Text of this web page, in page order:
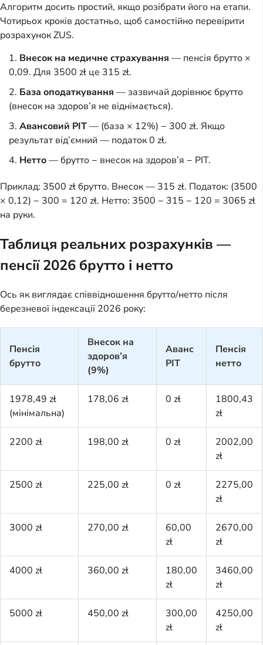
Алгоритм досить простий, якщо розібрати його на етапи.
Чотирьох кроків достатньо, щоб самостійно перевірити
розрахунок ZUS.
Внесок на медичне страхування — пенсія брутто ×
0,09. Для 3500 zł це 315 zł.
База оподаткування — зазвичай дорівнює брутто
(внесок на здоров’я не віднімається).
Авансовий PIT— (база × 12%) − 300 zł. Якщо
результат від’ємний — податок 0 zł.
Нетто— брутто − внесок на здоров’я − PIT.
Приклад: 3500 zł брутто. Внесок — 315 zł. Податок: (3500
× 0,12) − 300 = 120 zł. Нетто: 3500 − 315 − 120 = 3065 zł
на руки.
Таблиця реальних розрахунків —
пенсії 2026 брутто і нетто
Ось як виглядає співвідношення брутто/нетто після
березневої індексації 2026 року:
Пенсія
брутто
Внесок на
здоров’я
(9%)
Аванс
PIT
Пенсія
нетто
1978,49 zł
(мінімальна)
178,06 zł 0 zł
1800,43
zł
2200 zł 198,00 zł 0 zł
2002,00
zł
2500 zł 225,00 zł 0 zł
2275,00
zł
3000 zł 270,00 zł
60,00
zł
2670,00
zł
4000 zł 360,00 zł
180,00
zł
3460,00
zł
5000 zł 450,00 zł
300,00
zł
4250,00
zł